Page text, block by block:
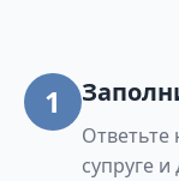
1
Ответьте
супруге